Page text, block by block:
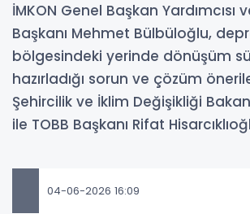
İMKON Genel Başkan Yardımcısı
Başkanı Mehmet Bülbüloğlu,
bölgesindeki yerinde dönüşüm
hazırladığı sorun ve çözüm
Şehircilik ve İklim Değişikliği
ile TOBB Başkanı Rifat
04-06-2026 16:09